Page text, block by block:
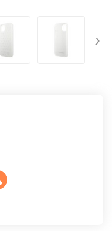
›